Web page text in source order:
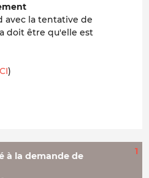
avec la tentative de
doit être qu'elle est
)
à la demande de
1